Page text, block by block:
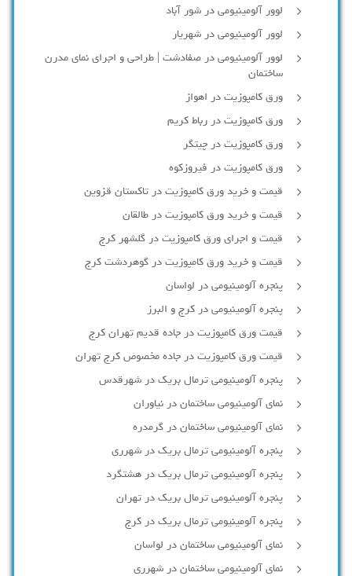
لوور آلومینیومی در شور آباد
لوور آلومينيومي در شهريار
لوور آلومینیومی در صفادشت | طراحی و اجرای نمای مدرن
ساختمان
ورق کامپوزیت در اهواز
ورق کامپوزیت در رباط کریم
ورق کامپوزیت در چیتگر
ورق کامپوزیت در فیروزکوه
قیمت و خرید ورق کامپوزیت در تاکستان قزوین
قیمت و خرید ورق کامپوزیت در طالقان
قیمت و اجرای ورق کامپوزیت در گلشهر کرج
قیمت و خرید ورق کامپوزیت در گوهردشت کرج
پنجره آلومینیومی در لواسان
پنجره آلومینیومی در کرج و البرز
قیمت ورق کامپوزیت در جاده قدیم تهران کرج
قیمت ورق کامپوزیت در جاده مخصوص کرج تهران
پنجره آلومینیومی ترمال بریک در شهرقدس
نمای آلومینیومی ساختمان در نیاوران
نمای آلومینیومی ساختمان در گرمدره
پنجره آلومینیومی ترمال بریک در شهرری
پنجره آلومینیومی ترمال بریک در هشتگرد
پنجره آلومینیومی ترمال بریک در تهران
پنجره آلومینیومی ترمال بریک در کرج
نمای آلومینیومی ساختمان در لواسان
نمای آلومینیومی ساختمان در شهرری